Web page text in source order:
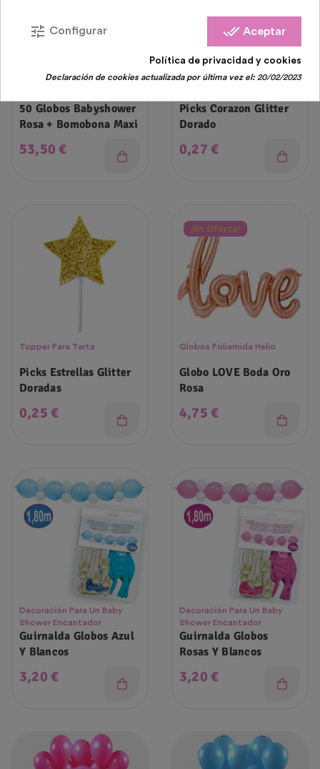
Packs Globos Y Bombona De
50 Globos Babyshower
Rosa + Bomobona Maxi
Precio
53,50 €
Topper Para Tarta
Picks Corazon Glitter
Dorado
Precio
0,27 €
Topper Para Tarta
Picks Estrellas Glitter
Doradas
Precio
0,25 €
¡En Oferta!
Globos Poliamida Helio
Globo LOVE Boda Oro
Rosa
Precio
4,75 €
Decoración Para Un Baby
Shower Encantador
Guirnalda Globos Azul
Y Blancos
Precio
3,20 €
Decoración Para Un Baby
Shower Encantador
Guirnalda Globos
Rosas Y Blancos
Precio
3,20 €
done_all Aceptar
tune Configurar
Política de privacidad y cookies
Declaración de cookies actualizada por última vez el:20/02/2023